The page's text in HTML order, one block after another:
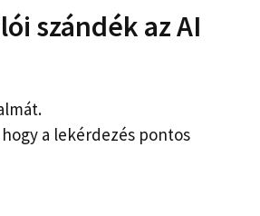
szándék az AI
a lekérdezés pontos